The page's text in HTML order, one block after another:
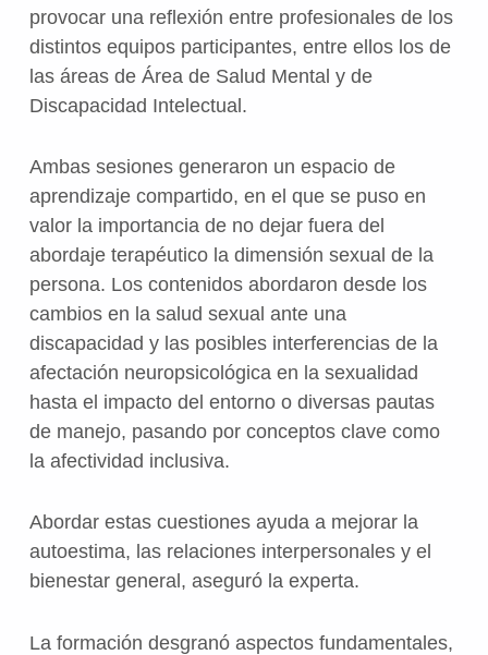
provocar una reflexión entre profesionales de los
distintos equipos participantes, entre ellos los de
las áreas de Área de Salud Mental y de
Discapacidad Intelectual.
Ambas sesiones generaron un espacio de
aprendizaje compartido, en el que se puso en
valor la importancia de no dejar fuera del
abordaje terapéutico la dimensión sexual de la
persona. Los contenidos abordaron desde los
cambios en la salud sexual ante una
discapacidad y las posibles interferencias de la
afectación neuropsicológica en la sexualidad
hasta el impacto del entorno o diversas pautas
de manejo, pasando por conceptos clave como
la afectividad inclusiva.
Abordar estas cuestiones ayuda a mejorar la
autoestima, las relaciones interpersonales y el
bienestar general, aseguró la experta.
La formación desgranó aspectos fundamentales,